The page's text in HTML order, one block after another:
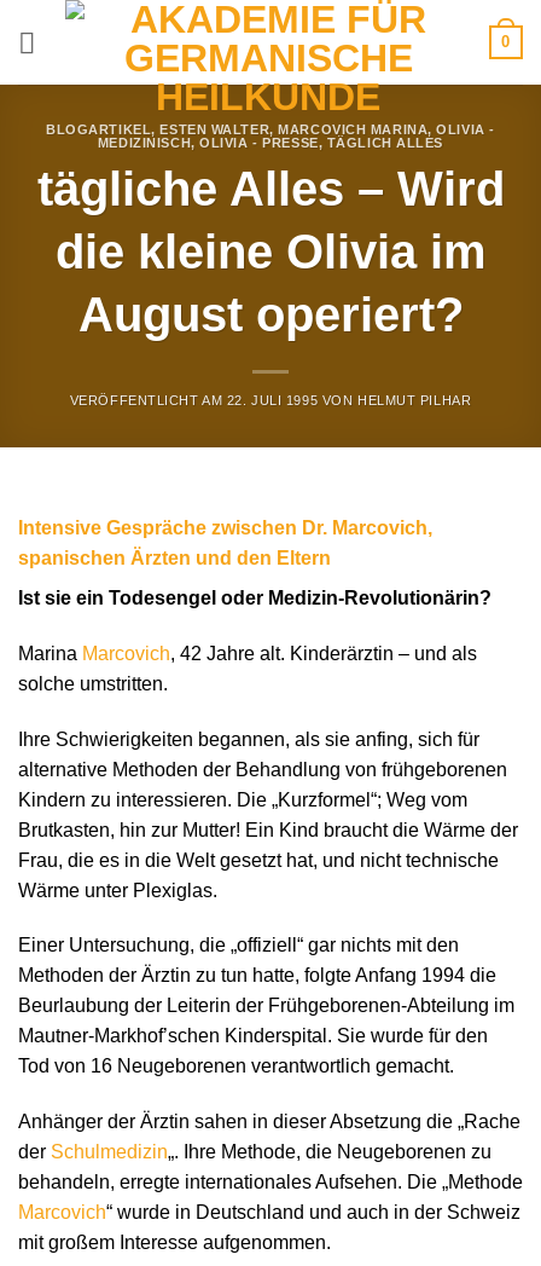
0
BLOGARTIKEL, ESTEN WALTER, MARCOVICH MARINA,OLIVIA -
MEDIZINISCH,OLIVIA - PRESSE, TÄGLICH ALLES
tägliche Alles – Wird
die kleine Olivia im
August operiert?
VERÖFFENTLICHT AM 22. JULI 1995 VON HELMUT PILHAR
Intensive Gespräche zwischen Dr. Marcovich,
spanischen Ärzten und den Eltern
Ist sie ein Todesengel oder Medizin-Revolutionärin?
Marina Marcovich, 42 Jahre alt. Kinderärztin – und als
solche umstritten.
Ihre Schwierigkeiten begannen, als sie anfing, sich für
alternative Methoden der Behandlung von frühgeborenen
Kindern zu interessieren. Die „Kurzformel“; Weg vom
Brutkasten, hin zur Mutter! Ein Kind braucht die Wärme der
Frau, die es in die Welt gesetzt hat, und nicht technische
Wärme unter Plexiglas.
Einer Untersuchung, die „offiziell“ gar nichts mit den
Methoden der Ärztin zu tun hatte, folgte Anfang 1994 die
Beurlaubung der Leiterin der Frühgeborenen-Abteilung im
Mautner-Markhof’schen Kinderspital. Sie wurde für den
Tod von 16 Neugeborenen verantwortlich gemacht.
Anhänger der Ärztin sahen in dieser Absetzung die „Rache
der Schulmedizin„. Ihre Methode, die Neugeborenen zu
behandeln, erregte internationales Aufsehen. Die „Methode
Marcovich“ wurde in Deutschland und auch in der Schweiz
mit großem Interesse aufgenommen.